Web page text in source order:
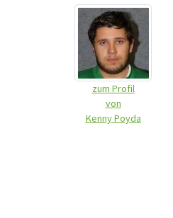
zum Profil
von
Kenny Poyda